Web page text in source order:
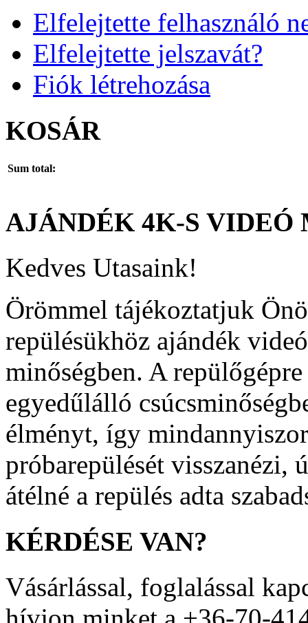
Elfelejtette felhasználó
Elfelejtette jelszavát?
Fiók létrehozása
KOSÁR
Sum total:
AJÁNDÉK 4K-S VIDEÓ
Kedves Utasaink!
Örömmel tájékoztatjuk
repülésükhöz ajándék
minőségben. A
egyedűlálló
élményt, így
próbarepülését visszanézi,
átélné a repülés adta
KÉRDÉSE VAN?
Vásárlással, foglalással